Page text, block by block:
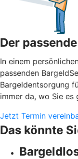
Der
In einem
passenden
Bargeldentsorgung
immer da, wo Sie es
Jetzt Termin
Das könnte